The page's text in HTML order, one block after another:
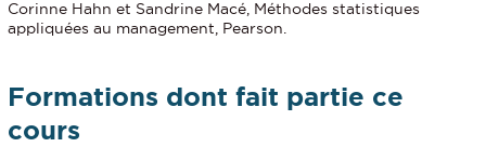
Corinne Hahn et Sandrine Macé, Méthodes statistiques
appliquées au management, Pearson.
Formations dont fait partie ce
cours